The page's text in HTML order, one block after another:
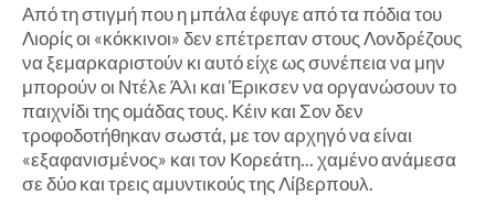
Από τη στιγμή που η μπάλα έφυγε από τα πόδια του
Λιορίς οι «κόκκινοι» δεν επέτρεπαν στους Λονδρέζους
να ξεμαρκαριστούν κι αυτό είχε ως συνέπεια να μην
μπορούν οι Ντέλε Άλι και Έρικσεν να οργανώσουν το
παιχνίδι της ομάδας τους. Κέιν και Σον δεν
τροφοδοτήθηκαν σωστά, με τον αρχηγό να είναι
«εξαφανισμένος» και τον Κορεάτη... χαμένο ανάμεσα
σε δύο και τρεις αμυντικούς της Λίβερπουλ.